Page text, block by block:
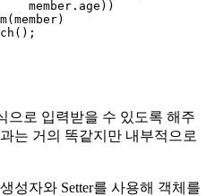
member . age ))
(member)
() ;
으로 입력받을 수 있도록 해주
는 거의 똑같지만 내부적으로
성자와 Setter를 사용해 객체를